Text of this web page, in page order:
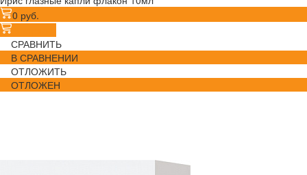
0 руб.
СРАВНИТЬ
В СРАВНЕНИИ
ОТЛОЖИТЬ
ОТЛОЖЕН